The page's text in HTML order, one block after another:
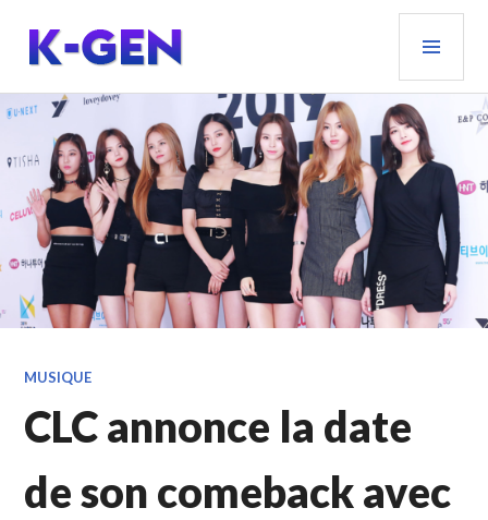
contenu
principal
K-GEN
MUSIQUE
CLC annonce la date
de son comeback avec